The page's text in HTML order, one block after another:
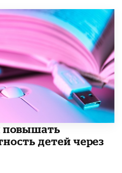
повышать
детей через